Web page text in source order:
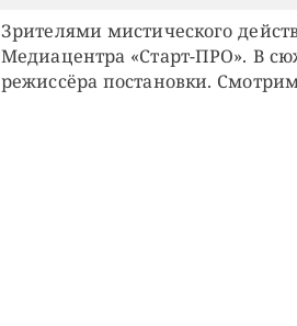
Зрителями мистического
Медиацентра «Старт-ПРО». В
режиссёра постановки.